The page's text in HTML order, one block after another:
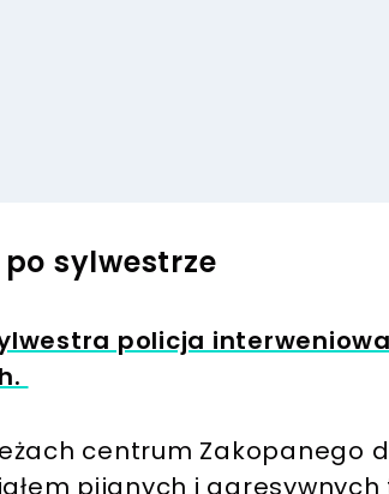
sylwestrze
policja
centrum Zakopanego